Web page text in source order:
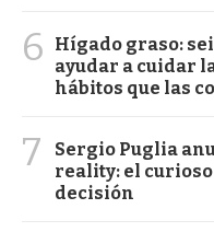
6
Hígado graso:
ayudar a cuidar
hábitos que las
7
Sergio Puglia
reality: el
decisión